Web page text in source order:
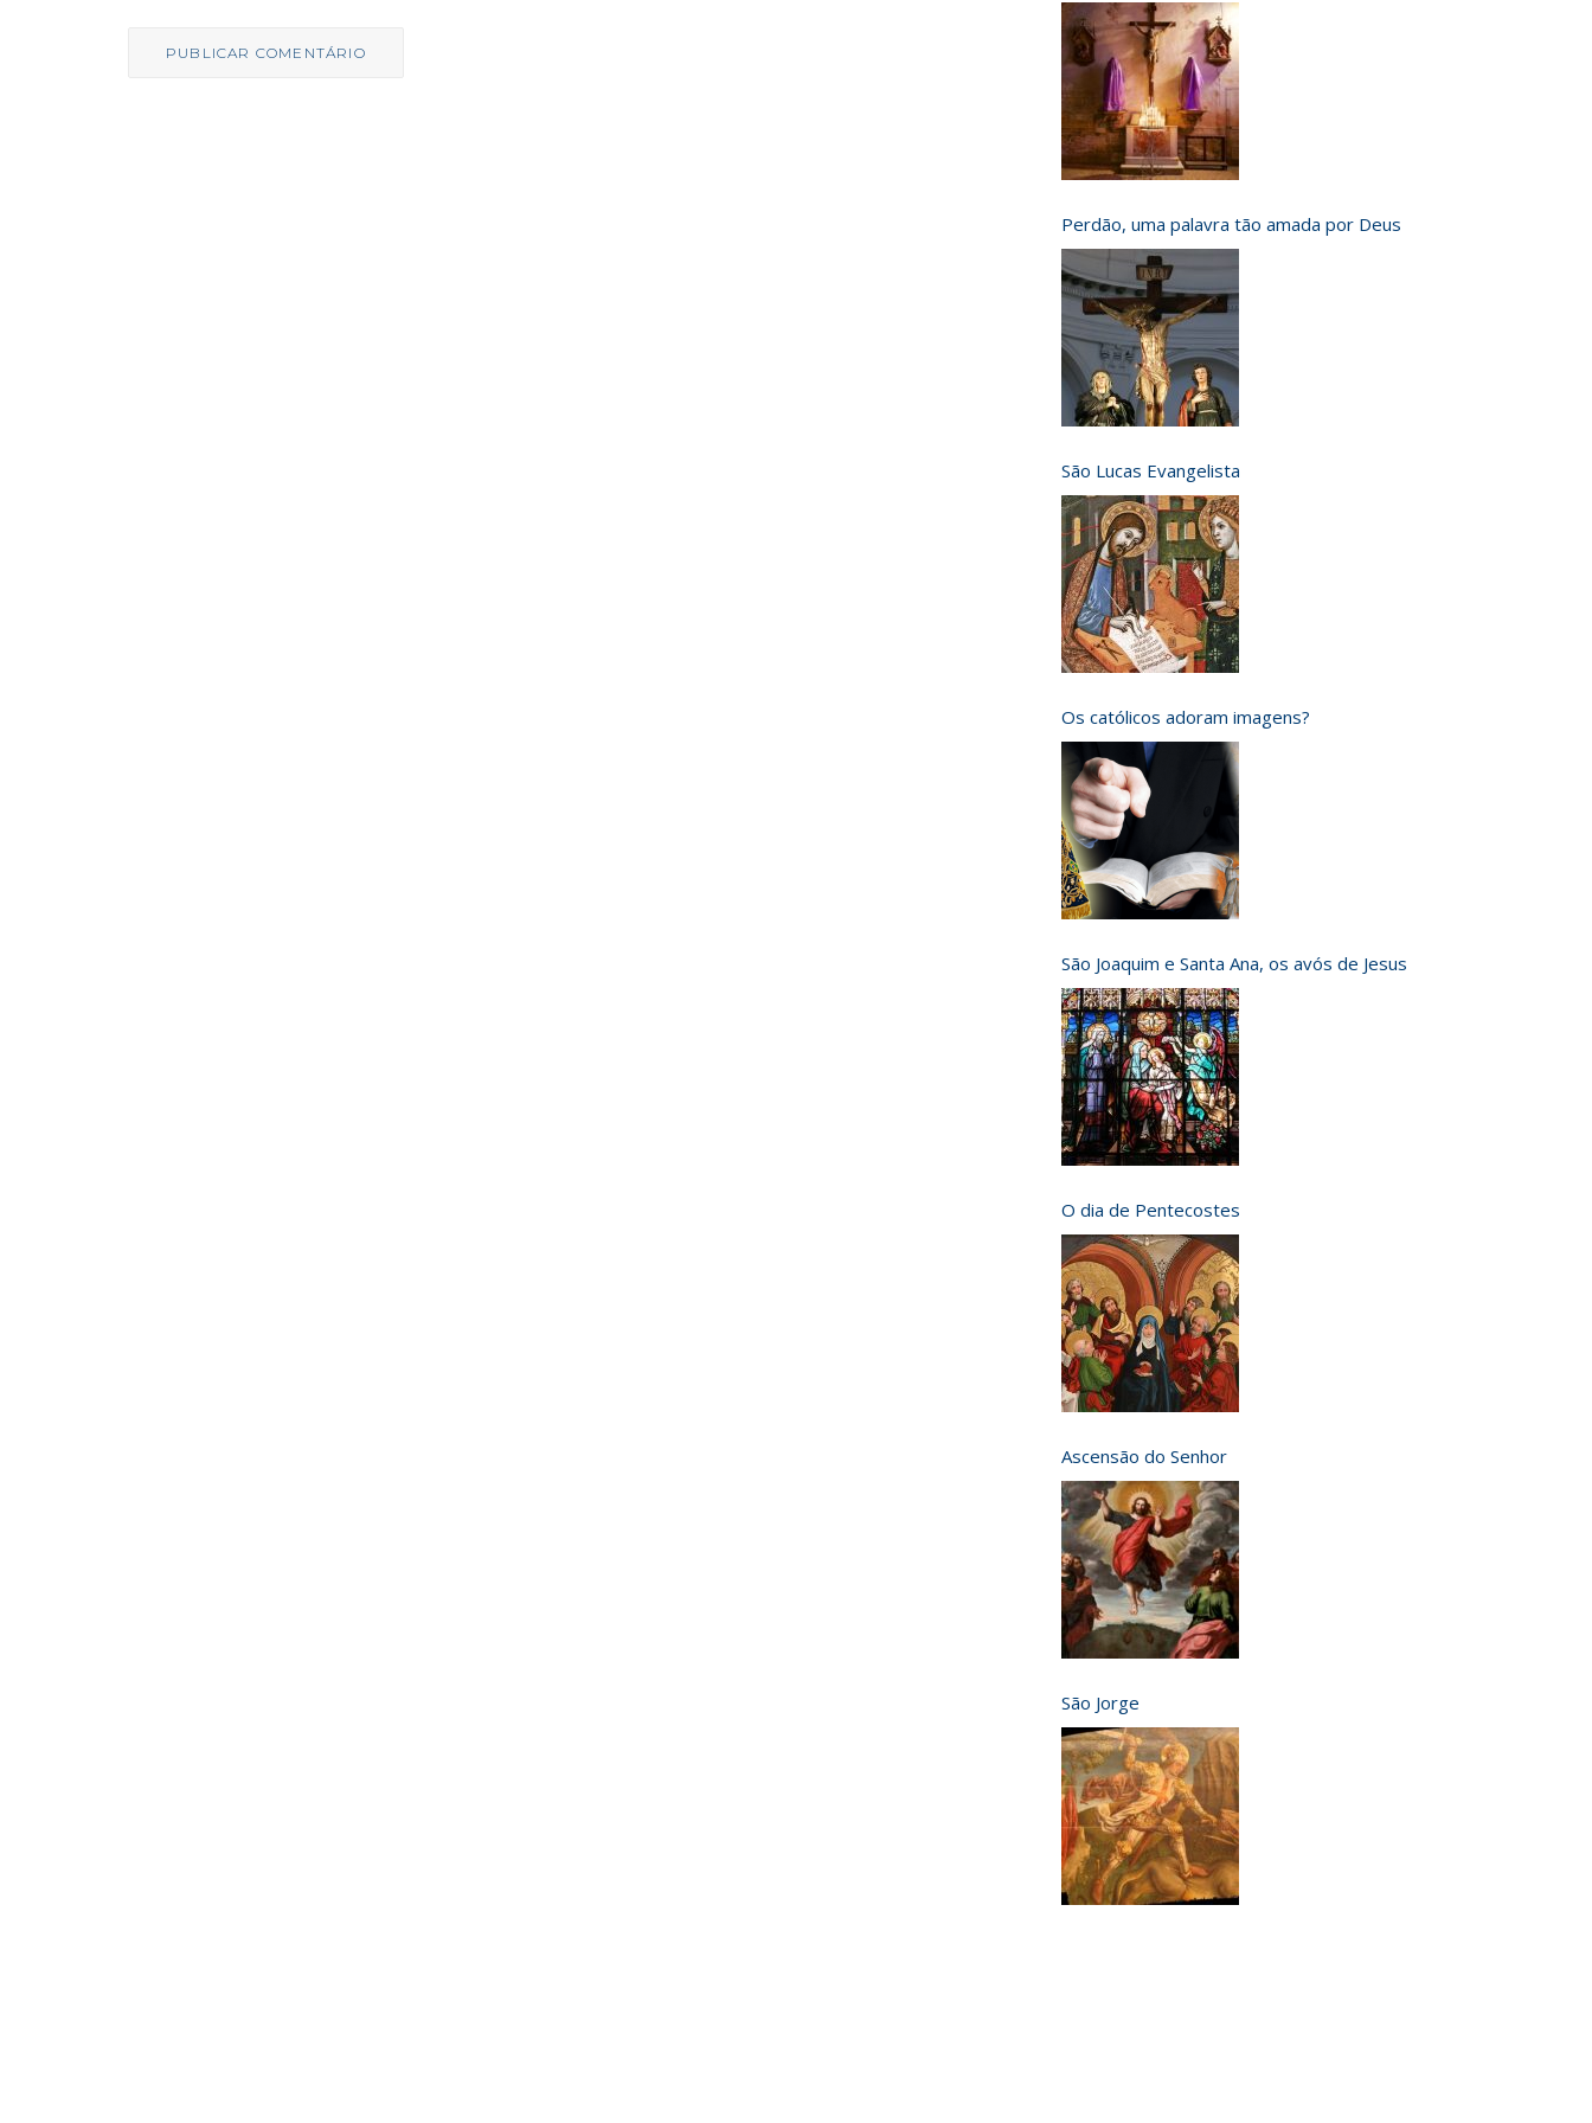
Perdão, uma palavra tão amada por Deus
São Lucas Evangelista
Os católicos adoram imagens?
São Joaquim e Santa Ana, os avós de Jesus
O dia de Pentecostes
Ascensão do Senhor
São Jorge